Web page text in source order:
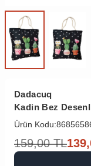
Dadacuq
Kadin Bez
Ürün Kodu:
159,00 TL